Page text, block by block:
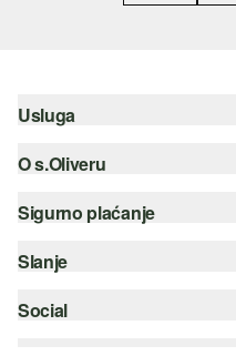
Usluga
Pomoć i česta pitanja
Savjetovanje o veličinama
Odjeća
O s.Oliveru
Newsletter
s.Oliver Group
Sigurno plaćanje
Kreditna kartica
PayPal
Slanje
Hrvatska pošta
Social